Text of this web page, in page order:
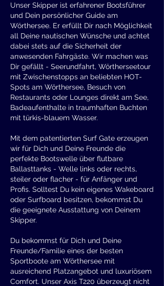
Unser Skipper ist erfahrener Bootsführer
und Dein persönlicher Guide am
Wörthersee. Er erfüllt Dir nach Möglichkeit
all Deine nautischen Wünsche und achtet
dabei stets auf die Sicherheit der
anwesenden Fahrgäste. Wir machen was
Dir gefällt - Seerundfahrt, Wörtherseetour
mit Zwischenstopps an beliebten HOT-
Spots am Wörthersee, Besuch von
Restaurants oder Lounges direkt am See,
Badeaufenthalte in traumhaften Buchten
mit türkis-blauem Wasser.
Mit dem patentierten Surf Gate erzeugen
wir für Dich und Deine Freunde die
perfekte Bootswelle über flutbare
Ballasttanks - Welle links oder rechts,
steiler oder flacher - für Anfänger und
Profis. Solltest Du kein eigenes Wakeboard
oder Surfboard besitzen, bekommst Du
die geeignete Ausstattung von Deinem
Skipper.
Du bekommst für Dich und Deine
Freunde/Familie eines der besten
Sportboote am Wörthersee mit
ausreichend Platzangebot und luxuriösem
Comfort. Unser Axis T220 überzeugt nicht